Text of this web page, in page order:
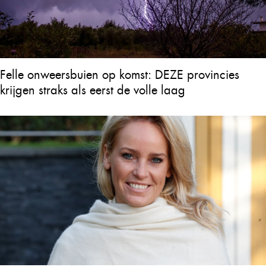
Felle onweersbuien op komst: DEZE provincies
krijgen straks als eerst de volle laag